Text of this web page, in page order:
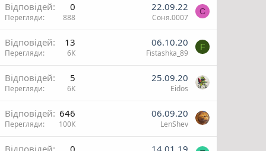
Відповідей 0
Перегляди 888
22.09.22
Соня.0007
С
Відповідей 13
Перегляди 6К
06.10.20
Fistashka_89
F
Відповідей 5
Перегляди 6К
25.09.20
Eidos
Відповідей 646
Перегляди 100К
06.09.20
LenShev
Відповідей 0 14.01.19